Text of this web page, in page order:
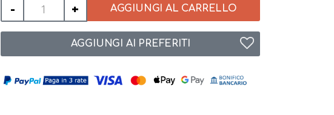
- + AGGIUNGI AL CARRELLO
AGGIUNGI AI PREFERITI